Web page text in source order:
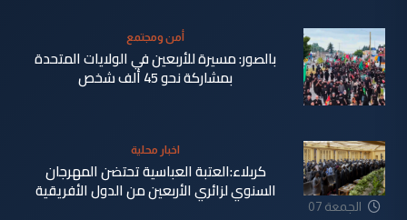
آب 2026
أمن ومجتمع
بالصور: مسيرة للأربعين في الولايات المتحدة
بمشاركة نحو 45 ألف شخص
الجمعة 07
اخبار محلية
كربلاء:العتبة العباسية تحتضن المهرجان
السنوي لزائري الأربعين من الدول الأفريقية